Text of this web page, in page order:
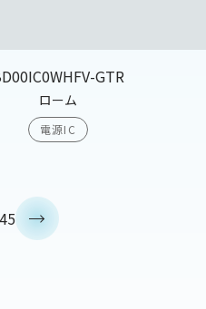
GTR
ローム
電源IC
45